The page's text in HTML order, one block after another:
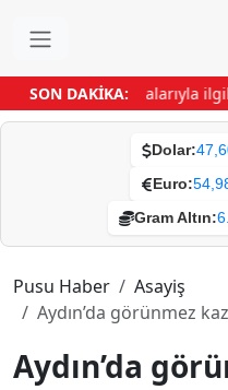
SON DAKİKA:
‘Manifest’ tartışmalarıyla
Dolar:
Euro:
Gram Altın:
Pusu Haber
Asayiş
Aydın’da görünmez
Aydın’da